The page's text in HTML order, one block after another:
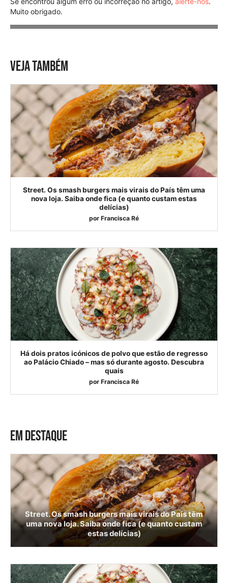
Muito obrigado.
VEJA TAMBÉM
Street. Os smash burgers mais virais do País têm uma
nova loja. Saiba onde fica (e quanto custam estas
delícias)
por Francisca Ré
Há dois pratos icónicos de polvo que estão de regresso
ao Palácio Chiado – mas só durante agosto. Descubra
quais
por Francisca Ré
EM DESTAQUE
Street. Os smash burgers mais virais do País têm
uma nova loja. Saiba onde fica (e quanto custam
estas delícias)